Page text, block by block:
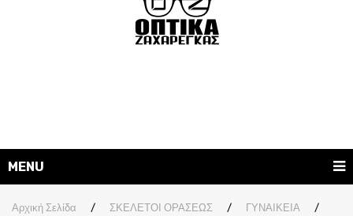
MENU
ΓΥΑΛΙΑ ΗΛΙΟΥ
Αρχική Σελίδα / ΣΚΕΛΕΤΟΙ ΟΡΑΣΕΩΣ / ΓΥΝΑΙΚΕΙΑ
/